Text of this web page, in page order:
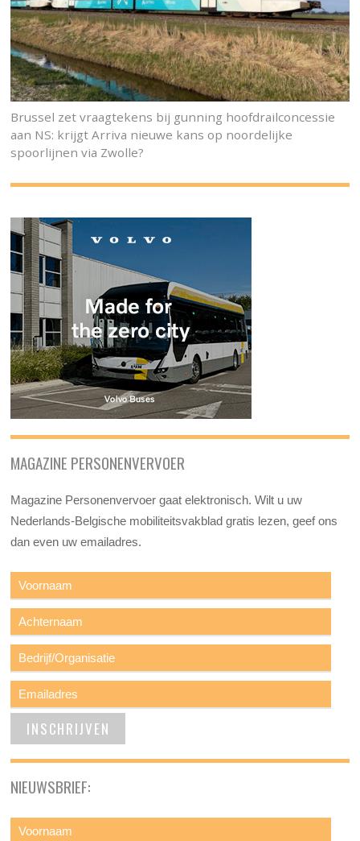
Brussel zet vraagtekens bij gunning hoofdrailconcessie
aan NS: krijgt Arriva nieuwe kans op noordelijke
spoorlijnen via Zwolle?
MAGAZINE PERSONENVERVOER
Magazine Personenvervoer gaat elektronisch. Wilt u uw
Nederlands-Belgische mobiliteitsvakblad gratis lezen, geef ons
dan even uw emailadres.
NIEUWSBRIEF: